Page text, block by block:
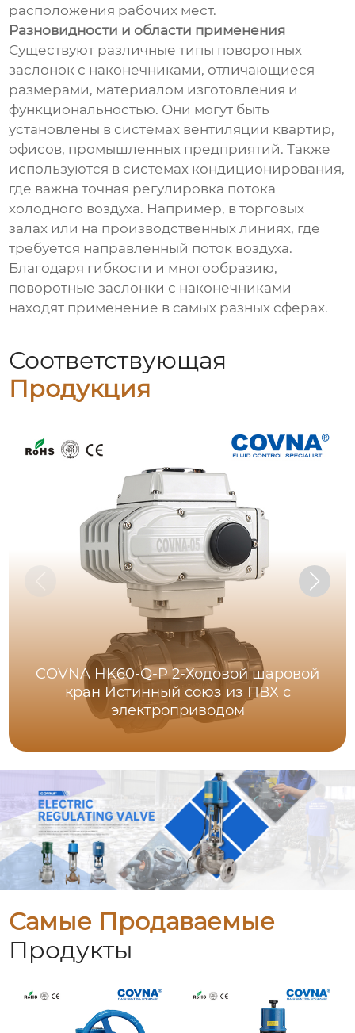
расположения рабочих мест.
Разновидности и области применения
Существуют различные типы поворотных
заслонок с наконечниками, отличающиеся
размерами, материалом изготовления и
функциональностью. Они могут быть
установлены в системах вентиляции квартир,
офисов, промышленных предприятий. Также
используются в системах кондиционирования,
где важна точная регулировка потока
холодного воздуха. Например, в торговых
залах или на производственных линиях, где
требуется направленный поток воздуха.
Благодаря гибкости и многообразию,
поворотные заслонки с наконечниками
находят применение в самых разных сферах.
Соответствующая
Продукция
COVNA HK60-Q-P 2-Ходовой шаровой
кран Истинный союз из ПВХ с
электроприводом
Самые Продаваемые
Продукты